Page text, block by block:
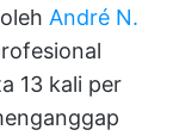
André N.
13 kali per